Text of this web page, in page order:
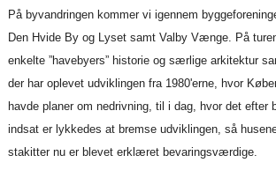
På byvandringen kommer vi igennem
Den Hvide By og Lyset samt Valby Vænge. På
enkelte ”havebyers” historie og særlige arkitektur
der har oplevet udviklingen fra 1980'erne, hvor
havde planer om nedrivning, til i dag, hvor det efter
indsat er lykkedes at bremse udviklingen, så
stakitter nu er blevet erklæret bevaringsværdige.